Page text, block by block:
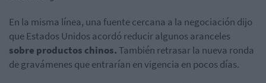
En la misma línea, una fuente cercana a la negociación dijo
que Estados Unidos acordó reducir algunos aranceles
sobre productos chinos.También retrasar la nueva ronda
de gravámenes que entrarían en vigencia en pocos días.